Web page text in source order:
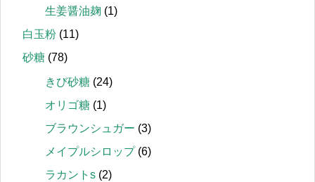
生姜醤油麹 (1)
白玉粉 (11)
砂糖 (78)
きび砂糖 (24)
オリゴ糖 (1)
ブラウンシュガー (3)
メイプルシロップ(6)
ラカントs (2)